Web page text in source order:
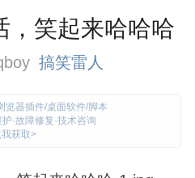
，笑起来哈哈哈
搞笑雷人
览器插件/桌面软件/脚本
·故障修复·技术咨询
我获取>